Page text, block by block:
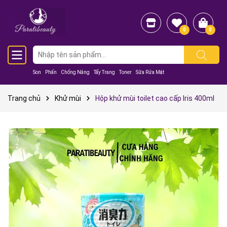
Son Phấn Chống Nắng Tẩy Trang Toner Sữa Rửa Mặt
0 0
Trang chủ Khử mùi Hộp khử mùi toilet cao cấp Iris 400ml